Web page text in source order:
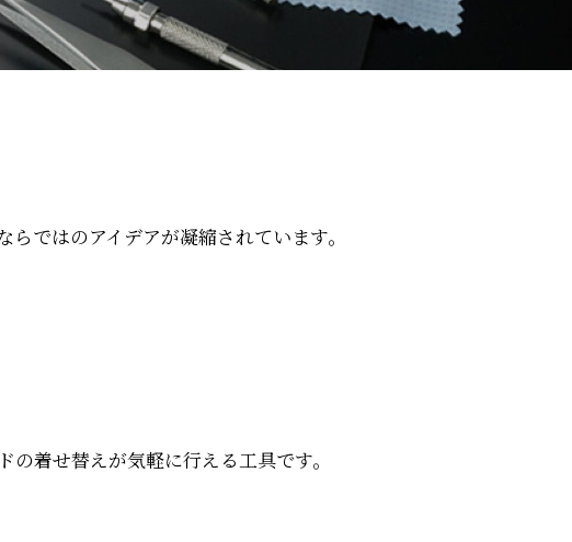
ではのアイデアが凝縮されています。
着せ替えが気軽に行える工具です。